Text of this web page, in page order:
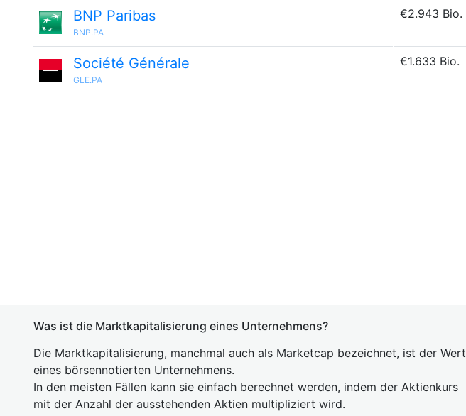
BNP Paribas
BNP.PA
€2.943 Bio.
Société Générale
GLE.PA
€1.633 Bio.
Was ist die Marktkapitalisierung eines Unternehmens?
Die Marktkapitalisierung, manchmal auch als Marketcap bezeichnet, ist der Wert
eines börsennotierten Unternehmens.
In den meisten Fällen kann sie einfach berechnet werden, indem der Aktienkurs
mit der Anzahl der ausstehenden Aktien multipliziert wird.